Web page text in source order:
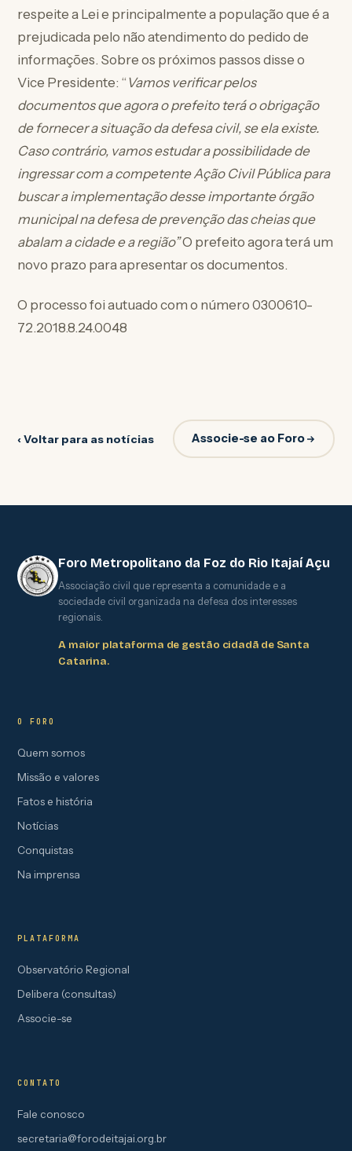
respeite a Lei e principalmente a população que é a
prejudicada pelo não atendimento do pedido de
informações. Sobre os próximos passos disse o
Vice Presidente: “ Vamos verificar pelos
documentos que agora o prefeito terá o obrigação
de fornecer a situação da defesa civil, se ela existe.
Caso contrário, vamos estudar a possibilidade de
ingressar com a competente Ação Civil Pública para
buscar a implementação desse importante órgão
municipal na defesa de prevenção das cheias que
abalam a cidade e a região”O prefeito agora terá um
novo prazo para apresentar os documentos.
O processo foi autuado com o número 0300610-
72.2018.8.24.0048
‹ Voltar para as notícias Associe-se ao Foro
Foro Metropolitano da Foz do Rio Itajaí Açu
Associação civil que representa a comunidade e a
sociedade civil organizada na defesa dos interesses
regionais.
A maior plataforma de gestão cidadã de Santa
Catarina.
O FORO
Quem somos
Missão e valores
Fatos e história
Notícias
Conquistas
Na imprensa
PLATAFORMA
Observatório Regional
Delibera (consultas)
Associe-se
CONTATO
Fale conosco
secretaria@forodeitajai.org.br